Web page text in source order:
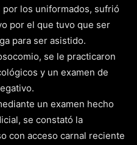
los uniformados, sufrió
por el que tuvo que ser
para ser asistido.
se le practicaron
y un examen de
un examen hecho
se constató la
con acceso carnal reciente